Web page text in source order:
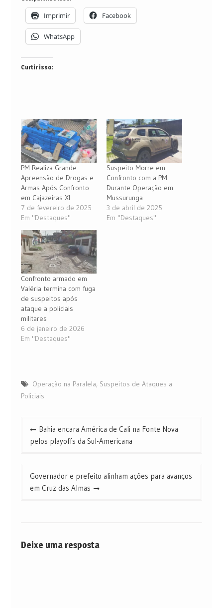
Imprimir Facebook
WhatsApp
Curtir isso:
PM Realiza Grande
Apreensão de Drogas e
Armas Após Confronto
em Cajazeiras XI
7 de fevereiro de 2025
Em "Destaques"
Suspeito Morre em
Confronto com a PM
Durante Operação em
Mussurunga
3 de abril de 2025
Em "Destaques"
Confronto armado em
Valéria termina com fuga
de suspeitos após
ataque a policiais
militares
6 de janeiro de 2026
Em "Destaques"
Operação na Paralela, Suspeitos de Ataques a
Policiais
Navegação
de
Bahia encara América de Cali na Fonte Nova
pelos playoffs da Sul-Americana
Governador e prefeito alinham ações para avanços
em Cruz das Almas
Deixe uma resposta